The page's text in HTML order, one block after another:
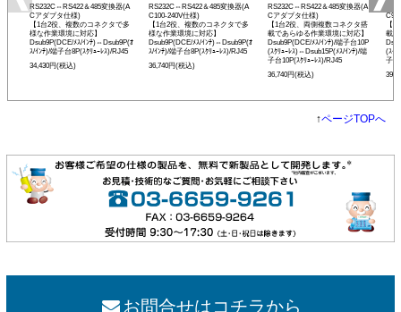
RS232C⇔RS422＆485変換器(A
Cアダプタ仕様)
【1台2役、複数のコネクタで多
様な作業環境に対応】
Dsub9P(DCE/ﾒｽ/ｲﾝﾁ)⇔Dsub9P(ｵ
ｽ/ｲﾝﾁ)/端子台8P(ｽｸﾘｭｰﾚｽ)/RJ45
34,430円(税込)
RS232C⇔RS422＆485変換器(A
C100-240V仕様)
【1台2役、複数のコネクタで多
様な作業環境に対応】
Dsub9P(DCE/ﾒｽ/ｲﾝﾁ)⇔Dsub9P(ｵ
ｽ/ｲﾝﾁ)/端子台8P(ｽｸﾘｭｰﾚｽ)/RJ45
36,740円(税込)
RS232C⇔RS422＆485変換器(A
Cアダプタ仕様)
【1台2役、両側複数コネクタ搭
載であらゆる作業環境に対応】
Dsub9P(DCE/ﾒｽ/ｲﾝﾁ)/端子台10P
(ｽｸﾘｭｰﾚｽ)⇔Dsub15P(ﾒｽ/ｲﾝﾁ)/端
子台10P(ｽｸﾘｭｰﾚｽ)/RJ45
36,740円(税込)
【
載
(ｽｸ
子台
↑ページTOPへ
お問合せはコチラから